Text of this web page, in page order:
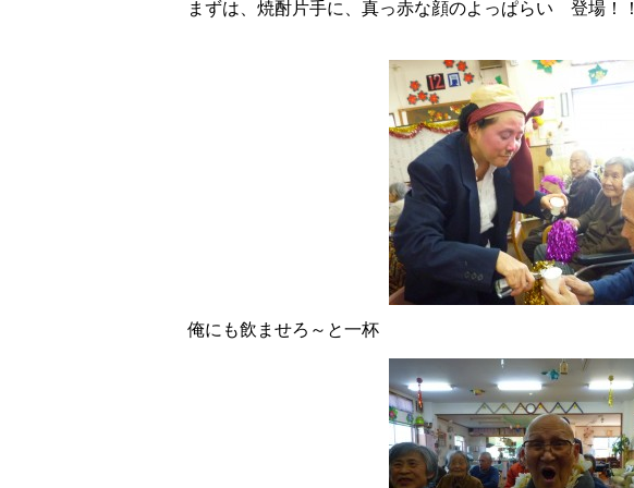
まずは、焼酎片手に、真っ赤な顔のよっぱらい 登場！！
俺にも飲ませろ～と一杯